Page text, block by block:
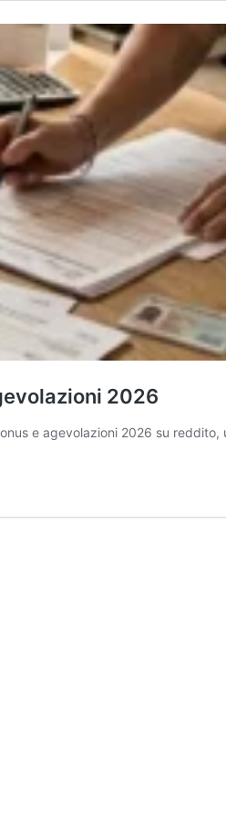
2026
e agevolazioni 2026 su reddito,